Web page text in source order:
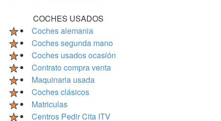
COCHES USADOS
Coches alemania
Coches segunda mano
Coches usados ocasión
Contrato compra venta
Maquinaria usada
Coches clásicos
Matriculas
Centros Pedir Cita ITV